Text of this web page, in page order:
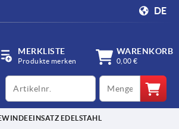
DE
MERKLISTE
Produkte merken
WARENKORB
0,00 €
productCode qty
EDELSTAHL